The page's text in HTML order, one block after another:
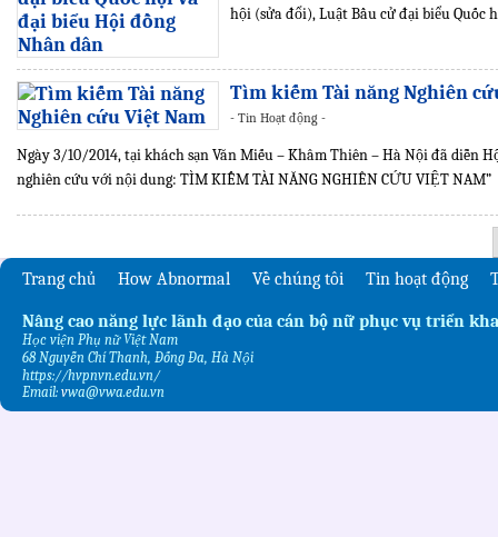
hội (sửa đổi), Luật Bầu cử đại biểu
Tìm kiếm Tài năng Nghiên
- Tin Hoạt động -
Ngày 3/10/2014, tại khách sạn Văn Miếu – Khâm Thiên – Hà Nội đã diễn
nghiên cứu với nội dung: TÌM KIẾM TÀI NĂNG NGHIÊN CỨU VIỆT NAM”
Trang chủ How Abnormal Về chúng tôi Tin hoạt động
Nâng cao năng lực lãnh đạo của cán bộ nữ phục vụ triển
Học viện Phụ nữ Việt Nam
68 Nguyễn Chí Thanh, Đống Đa, Hà Nội
https://hvpnvn.edu.vn/
Email: vwa@vwa.edu.vn